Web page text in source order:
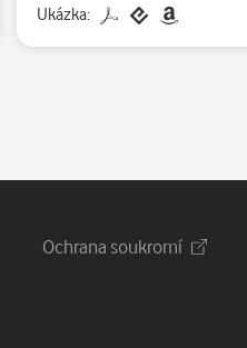
Ukázka:
Ochrana soukromí